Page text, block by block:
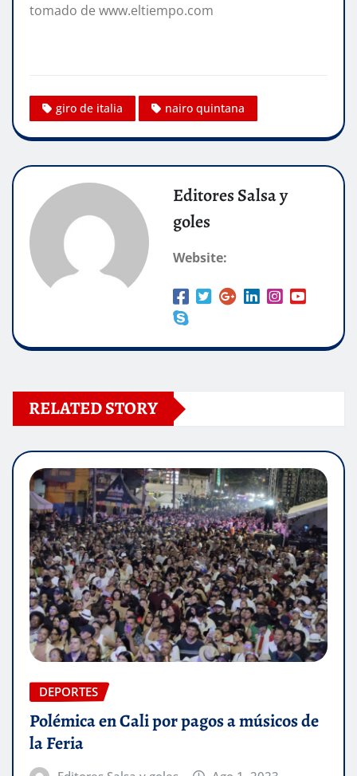
tomado de www.eltiempo.com
giro de italia nairo quintana
Editores Salsa y
goles
Website:
RELATED STORY
DEPORTES
Polémica en Cali por pagos a músicos de
la Feria